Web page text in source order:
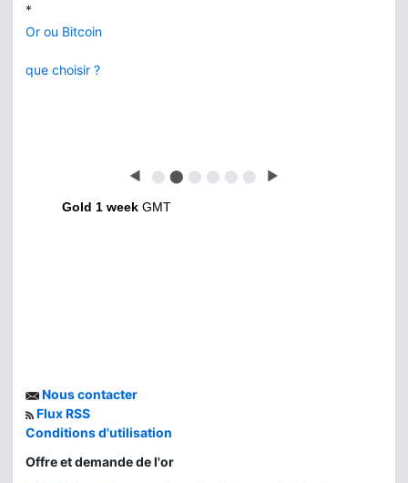
*
Or ou Bitcoin
que choisir ?
◀ ⬤ ⬤ ⬤ ⬤ ⬤ ⬤ ▶
Gold 1 week GMT
Nous contacter
Flux RSS
Conditions d'utilisation
Offre et demande de l'or